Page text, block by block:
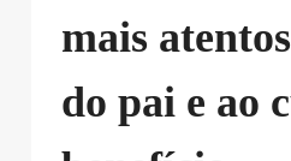
mais
do pai e ao